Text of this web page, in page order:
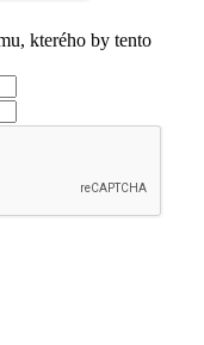
kterého by tento